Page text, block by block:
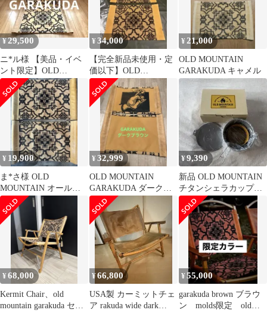
¥29,500
ニ*ル様 【美品・イベ
ント限定】OLD
MOUNTAIN
GARAKUDA ダー
¥34,000
【完全新品未使用・定
価以下】OLD
MOUNTAIN
GARAKUDA ガラクダ
¥ 21,000
OLD MOUNTAIN
GARAKUDA キャメル
¥ 19,900
ま*さ様 OLD
MOUNTAIN オールド
マウンテン
GARAKUDA
¥32,999
OLD MOUNTAIN
GARAKUDA ダークブ
ラウン 生刷り
¥9,390
新品 OLD MOUNTAIN
チタンシェラカップ
480深型 グリップ セッ
ト
¥68,000
Kermit Chair、old
mountain garakuda セッ
¥66,800
USA製 カーミットチェ
ア rakuda wide dark
¥55,000
garakuda brown ブラウ
ン molds限定 old